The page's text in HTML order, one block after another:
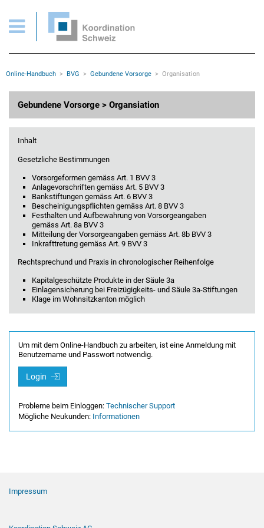
Wichtige Seiten
Home
Inhalt
Sitemap
Rootline Navigation
Online-Handbuch BVG Gebundene Vorsorge Organisation
Gebundene Vorsorge > Organsiation
Inhalt
Gesetzliche Bestimmungen
Vorsorgeformen gemäss Art. 1 BVV 3
Anlagevorschriften gemäss Art. 5 BVV 3
Bankstiftungen gemäss Art. 6 BVV 3
Bescheinigungspflichten gemäss Art. 8 BVV 3
Festhalten und Aufbewahrung von Vorsorgeangaben
gemäss Art. 8a BVV 3
Mitteilung der Vorsorgeangaben gemäss Art. 8b BVV 3
Inkrafttretung gemäss Art. 9 BVV 3
Rechtsprechund und Praxis in chronologischer Reihenfolge
Kapitalgeschützte Produkte in der Säule 3a
Einlagensicherung bei Freizügigkeits- und Säule 3a-Stiftungen
Klage im Wohnsitzkanton möglich
Um mit dem Online-Handbuch zu arbeiten, ist eine Anmeldung mit
Benutzername und Passwort notwendig.
Login
Probleme beim Einloggen: Technischer Support
Mögliche Neukunden: Informationen
Impressum